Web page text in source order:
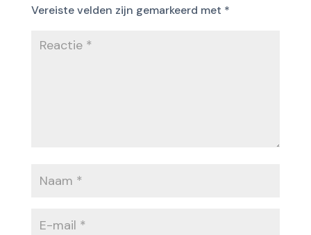
Vereiste velden zijn gemarkeerd met *